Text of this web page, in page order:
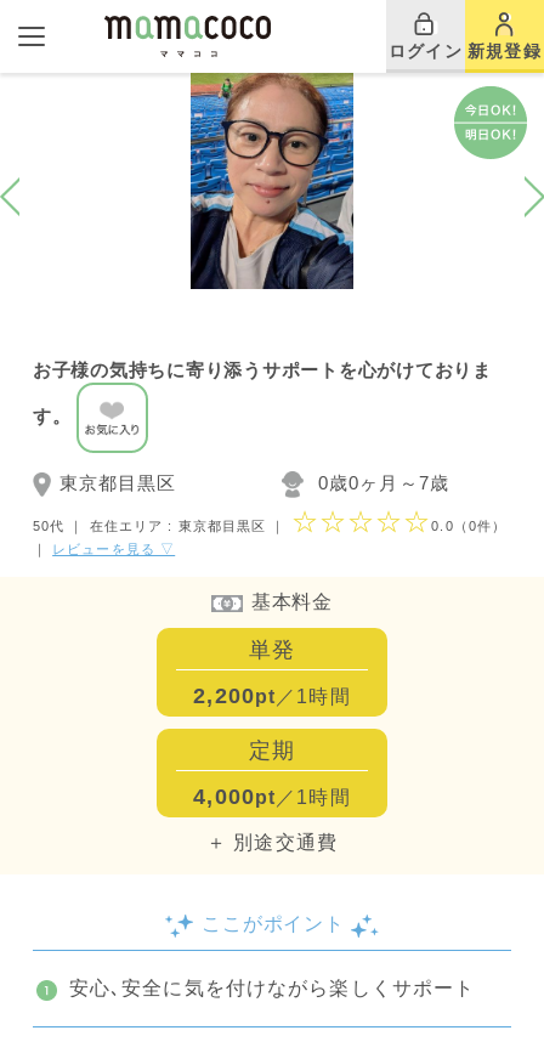
ログイン 新規登録
お子様の気持ちに寄り添うサポートを心がけておりま
す。
東京都目黒区 0歳0ヶ月～7歳
50代 ｜ 在住エリア : 東京都目黒区 ☆☆☆☆☆0.0 （0件）
レビューを見る ▽
基本料金
単発
2,200pt ／1時間
定期
4,000pt ／1時間
＋ 別途交通費
ここがポイント
安心､安全に気を付けながら楽しくサポート